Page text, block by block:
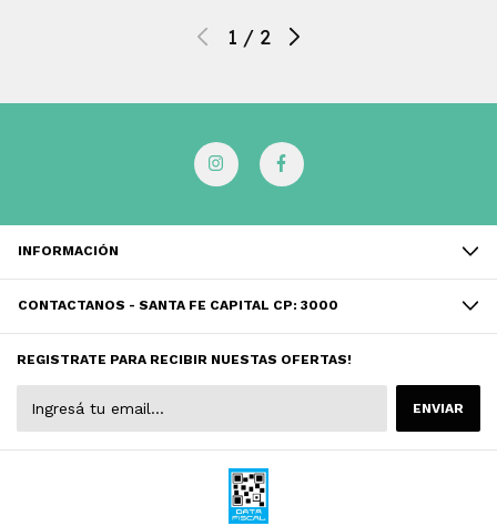
1 / 2
INFORMACIÓN
CONTACTANOS - SANTA FE CAPITAL CP: 3000
REGISTRATE PARA RECIBIR NUESTAS OFERTAS!